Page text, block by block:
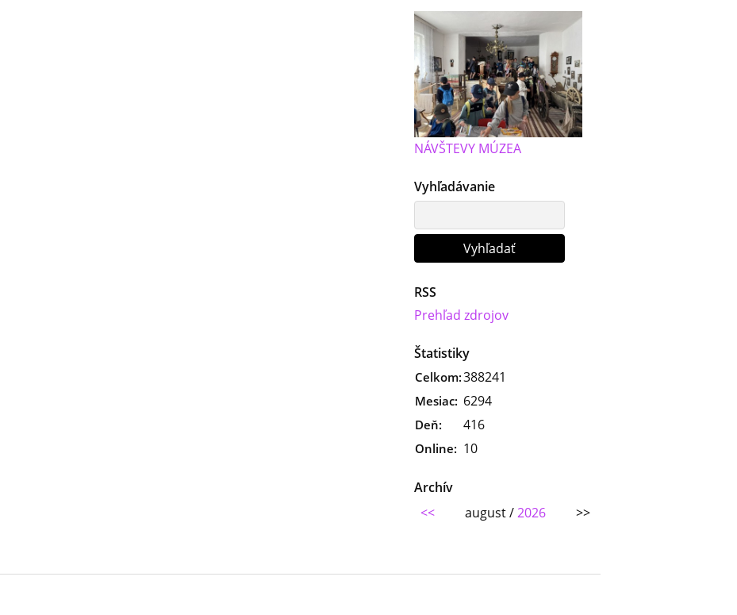
NÁVŠTEVY MÚZEA
Vyhľadávanie
RSS
Prehľad zdrojov
Štatistiky
Online: 10
Celkom:388241
Mesiac: 6294
Deň: 416
Archív
<<
august /2026 >>